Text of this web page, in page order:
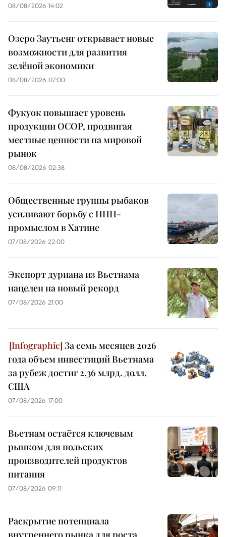
08/08/2026 14:02
Озеро Заутьенг открывает новые
возможности для развития
зелёной экономики
08/08/2026 07:00
Фукуок повышает уровень
продукции OCOP, продвигая
местные ценности на мировой
рынок
08/08/2026 02:38
Общественные группы рыбаков
усиливают борьбу с ННН-
промыслом в Хатине
07/08/2026 22:00
Экспорт дуриана из Вьетнама
нацелен на новый рекорд
07/08/2026 21:00
За семь месяцев 2026
года объем инвестиций Вьетнама
за рубеж достиг 2,36 млрд. долл.
США
07/08/2026 17:00
Вьетнам остаётся ключевым
рынком для польских
производителей продуктов
питания
07/08/2026 09:11
Раскрытие потенциала
внутреннего рынка для роста